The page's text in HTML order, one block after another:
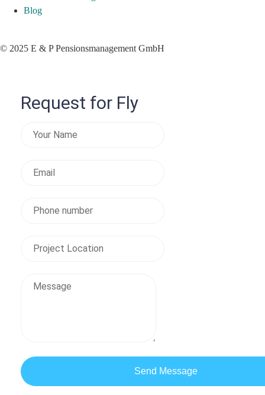
Blog
© 2025 E & P Pensionsmanagement GmbH
Request for Fly
Send Message